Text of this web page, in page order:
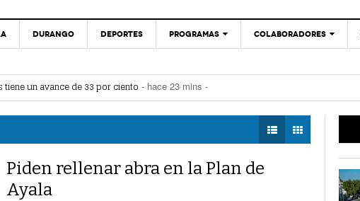
Avance De 33 Por Ciento- hace 23 mins -
Coparmex Laguna Se Reunirá Con CFE La
Próxima Semana
DURANGO DEPORTES PROGRAMAS
GLOBO
TWEETS AND
COLABORADORES
un avance de 33 por ciento- hace 23 mins -
Abastos- Independencia por las lluvias- hace 30 mins -
la próxima semana- hace 1 hora -
General Metropolitana en beneficio de La Laguna- hace 1 hora -
Piden rellenar abra en la Plan de
Ayala